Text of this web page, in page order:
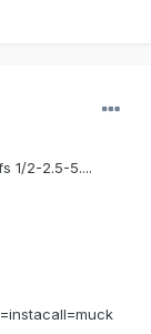
1/2-2.5-5....